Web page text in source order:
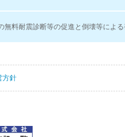
無料耐震診断等の促進と倒壊等によ
方針